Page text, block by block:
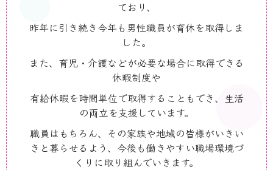
ており、
昨年に引き続き今年も男性職員が育休を取得しま
した。
また、育児・介護などが必要な場合に取得できる
休暇制度や
有給休暇を時間単位で取得することもでき、生活
の両立を支援しています。
職員はもちろん、その家族や地域の皆様がいきい
きと暮らせるよう、今後も働きやすい職場環境づ
くりに取り組んでいきます。